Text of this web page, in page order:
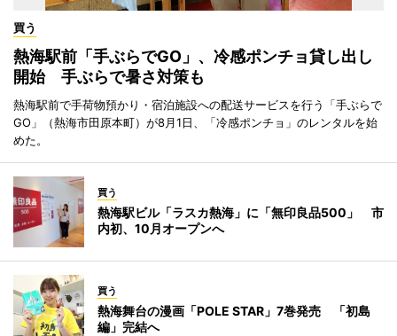
買う
熱海駅前「手ぶらでGO」、冷感ポンチョ貸し出し
開始 手ぶらで暑さ対策も
熱海駅前で手荷物預かり・宿泊施設への配送サービスを行う「手ぶらで
GO」（熱海市田原本町）が8月1日、「冷感ポンチョ」のレンタルを始
めた。
買う
熱海駅ビル「ラスカ熱海」に「無印良品500」 市
内初、10月オープンへ
買う
熱海舞台の漫画「POLE STAR」7巻発売 「初島
編」完結へ